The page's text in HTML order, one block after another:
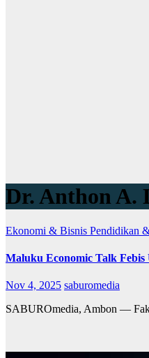
Dr. Anthon A.
Ekonomi & Bisnis Pendidikan
Maluku Economic Talk Febis
Nov 4, 2025 saburomedia
SABUROmedia, Ambon —